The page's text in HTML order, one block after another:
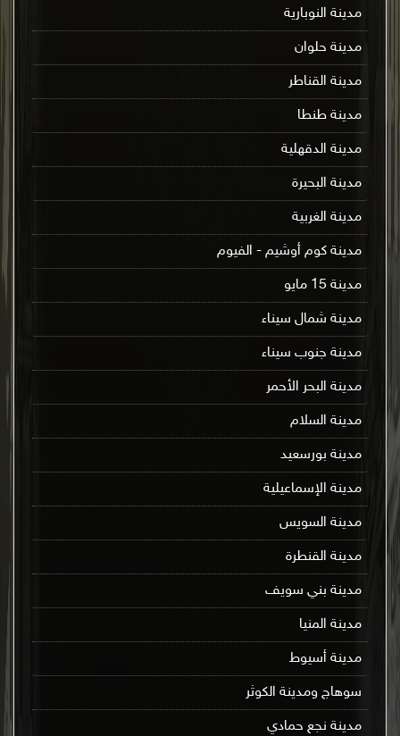
مدينة النوبارية
مدينة حلوان
مدينة القناطر
مدينة طنطا
مدينة الدقهلية
مدينة البحيرة
مدينة الغربية
مدينة كوم أوشيم - الفيوم
مدينة 15 مايو
مدينة شمال سيناء
مدينة جنوب سيناء
مدينة البحر الأحمر
مدينة السلام
مدينة بورسعيد
مدينة الإسماعيلية
مدينة السويس
مدينة القنطرة
مدينة بني سويف
مدينة المنيا
مدينة أسيوط
سوهاج ومدينة الكوثر
مدينة نجع حمادي